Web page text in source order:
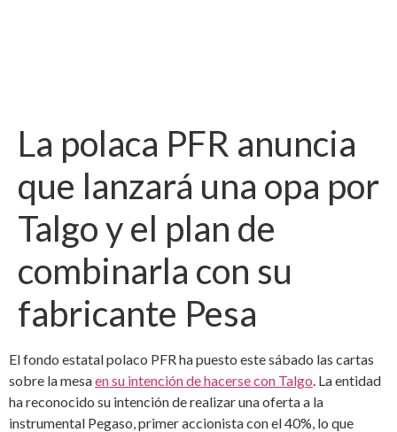
La polaca PFR anuncia
que lanzará una opa por
Talgo y el plan de
combinarla con su
fabricante Pesa
El fondo estatal polaco PFR ha puesto este sábado las cartas
sobre la mesaen su intención de hacerse con Talgo . La entidad
ha reconocido su intención de realizar una oferta a la
instrumental Pegaso, primer accionista con el 40%, lo que